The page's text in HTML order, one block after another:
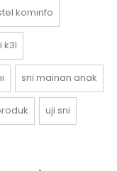
kominfo
k3l
sni mainan anak
uji sni